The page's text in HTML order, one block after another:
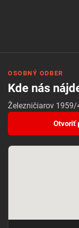
OSOBNÝ ODBER
Kde nás
Železničiarov 1959/
Otvoriť